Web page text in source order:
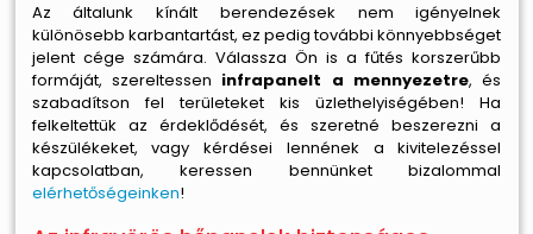
Az általunk kínált berendezések nem igényelnek
különösebb karbantartást, ez pedig további könnyebbséget
jelent cége számára. Válassza Ön is a fűtés korszerűbb
formáját, szereltessen infrapanelt a mennyezetre, és
szabadítson fel területeket kis üzlethelyiségében! Ha
felkeltettük az érdeklődését, és szeretné beszerezni a
készülékeket, vagy kérdései lennének a kivitelezéssel
kapcsolatban, keressen bennünket bizalommal
elérhetőségeinken!